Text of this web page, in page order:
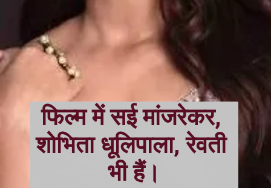
फिल्म में सई मांजरेकर,
शोभिता धूलिपाला, रेवती
भी हैं।